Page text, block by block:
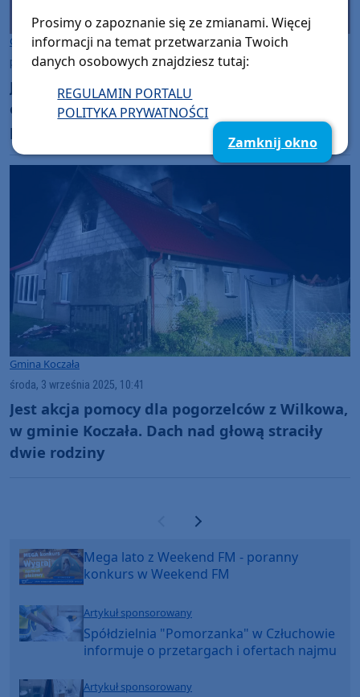
Gmina Koczała
piątek, 26 września 2025, 11:19
Jutro (27.09) w Wilkowie, w gminie Koczała,
odbędzie się festyn charytatywny na rzecz
pogorzelców
Gmina Koczała
środa, 3 września 2025, 10:41
Jest akcja pomocy dla pogorzelców z Wilkowa,
w gminie Koczała. Dach nad głową straciły
dwie rodziny
Poprzednia strona
Następna strona
Mega lato z Weekend FM - poranny
konkurs w Weekend FM
Artykuł sponsorowany
Spółdzielnia "Pomorzanka" w Człuchowie
informuje o przetargach i ofertach najmu
Artykuł sponsorowany
Prosimy o zapoznanie się ze zmianami. Więcej
informacji na temat przetwarzania Twoich
danych osobowych znajdziesz tutaj:
REGULAMIN PORTALU
POLITYKA PRYWATNOŚCI
Zamknij okno